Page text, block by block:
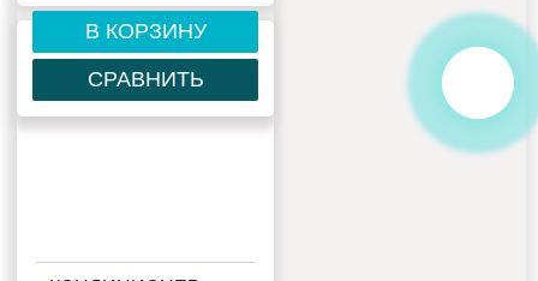
В КОРЗИНУ
СРАВНИТЬ